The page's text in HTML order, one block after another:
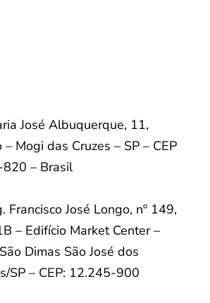
José Albuquerque, 11,
– Mogi das Cruzes – SP – CEP
– Brasil
Francisco José Longo, nº 149,
– Edifício Market Center –
Dimas São José dos
SP – CEP: 12.245-900